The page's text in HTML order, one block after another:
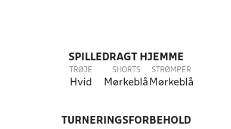
SPILLEDRAGT HJEMME
TRØJE
Hvid
SHORTS
Mørkeblå
STRØMPER
Mørkeblå
TURNERINGSFORBEHOLD